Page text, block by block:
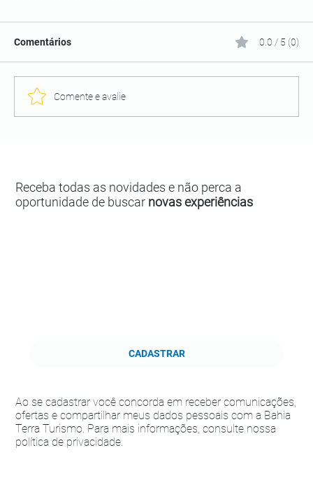
Comentários 0.0 / 5 (0)
Comente e avalie
Receba todas as novidades e não perca a
oportunidade de buscar novas experiências
CADASTRAR
Ao se cadastrar você concorda em receber comunicações,
ofertas e compartilhar meus dados pessoais com a Bahia
Terra Turismo. Para mais informações, consulte nossa
política de privacidade.